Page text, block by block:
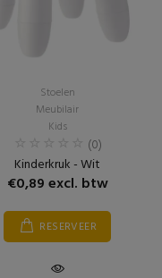
Stoelen
Meubilair
Kids
(0)
Kinderkruk - Wit
€0,89 excl. btw
RESERVEER